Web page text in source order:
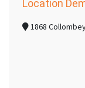
Location
1868